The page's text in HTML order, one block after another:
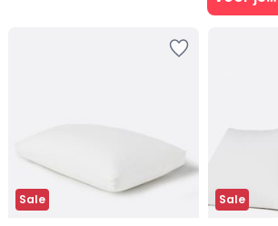
interieur
Sale Sale